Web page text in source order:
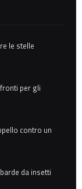
le stelle
per gli
contro un
da insetti